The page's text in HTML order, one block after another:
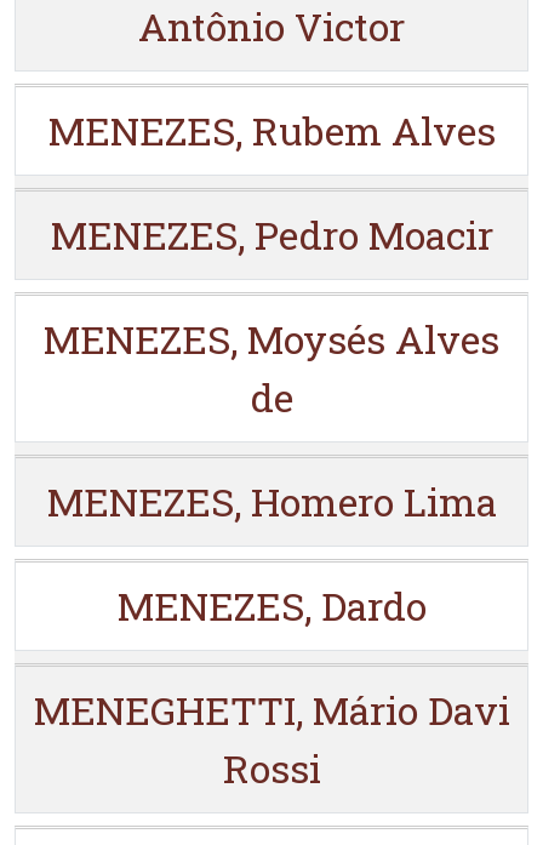
Antônio Victor
MENEZES, Rubem Alves
MENEZES, Pedro Moacir
MENEZES, Moysés Alves
de
MENEZES, Homero Lima
MENEZES, Dardo
MENEGHETTI, Mário Davi
Rossi